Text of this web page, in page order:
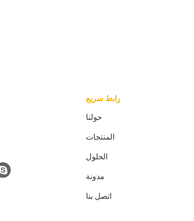
رابط سريع
حولنا
المنتجات
الحلول
مدونة
اتصل بنا